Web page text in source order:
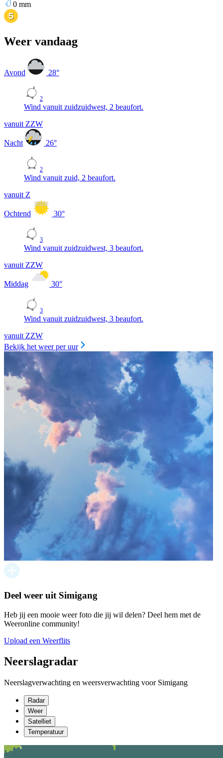
0 mm
Weer vandaag
Avond 28°
2
Wind vanuit zuidzuidwest, 2 beaufort.
vanuit ZZW
Nacht 26°
2
Wind vanuit zuid, 2 beaufort.
vanuit Z
Ochtend 30°
3
Wind vanuit zuidzuidwest, 3 beaufort.
vanuit ZZW
Middag 30°
3
Wind vanuit zuidzuidwest, 3 beaufort.
vanuit ZZW
Bekijk het weer per uur
Deel weer uit Simigang
Heb jij een mooie weer foto die jij wil delen? Deel hem met de
Weeronline community!
Upload een Weerflits
Neerslagradar
Neerslagverwachting en weersverwachting voor Simigang
Radar
Weer
Satelliet
Temperatuur